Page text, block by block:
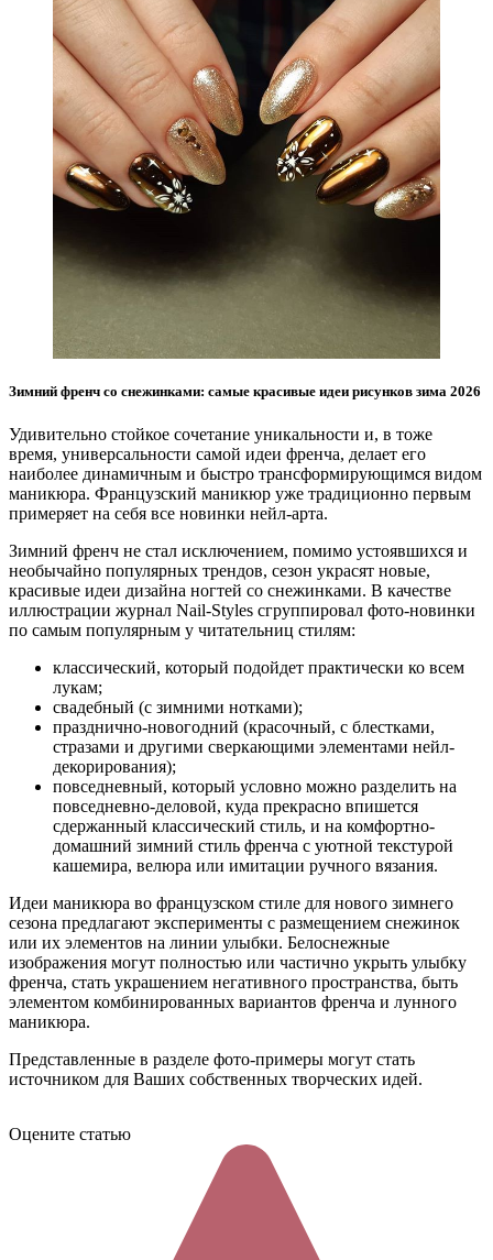
Зимний френч со снежинками: самые красивые идеи рисунков зима 2026
Удивительно стойкое сочетание уникальности и, в тоже
время, универсальности самой идеи френча, делает его
наиболее динамичным и быстро трансформирующимся видом
маникюра. Французский маникюр уже традиционно первым
примеряет на себя все новинки нейл-арта.
Зимний френч не стал исключением, помимо устоявшихся и
необычайно популярных трендов, сезон украсят новые,
красивые идеи дизайна ногтей со снежинками. В качестве
иллюстрации журнал Nail-Styles сгруппировал фото-новинки
по самым популярным у читательниц стилям:
классический, который подойдет практически ко всем
лукам;
свадебный (с зимними нотками);
празднично-новогодний (красочный, с блестками,
стразами и другими сверкающими элементами нейл-
декорирования);
повседневный, который условно можно разделить на
повседневно-деловой, куда прекрасно впишется
сдержанный классический стиль, и на комфортно-
домашний зимний стиль френча с уютной текстурой
кашемира, велюра или имитации ручного вязания.
Идеи маникюра во французском стиле для нового зимнего
сезона предлагают эксперименты с размещением снежинок
или их элементов на линии улыбки. Белоснежные
изображения могут полностью или частично укрыть улыбку
френча, стать украшением негативного пространства, быть
элементом комбинированных вариантов френча и лунного
маникюра.
Представленные в разделе фото-примеры могут стать
источником для Ваших собственных творческих идей.
Оцените статью